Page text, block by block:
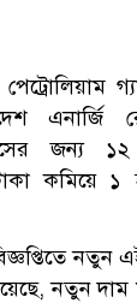
এনার্জি
জন্য
কমিয়ে ১
নতুন
নতুন দাম